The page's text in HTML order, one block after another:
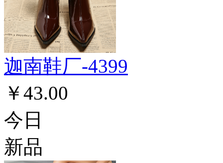
迦南鞋厂-4399
￥43.00
今日
新品